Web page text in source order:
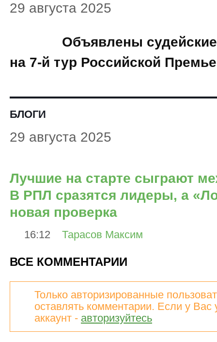
29 августа 2025
Объявлены
на 7-й тур Российской
БЛОГИ
29 августа 2025
Лучшие на старте сыграют
В РПЛ сразятся лидеры, а
новая проверка
16:12 Тарасов Максим
ВСЕ КОММЕНТАРИИ
Только авторизированные
оставлять комментарии. Если у Вас
аккаунт - авторизуйтесь